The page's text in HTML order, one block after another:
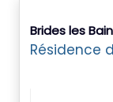
Brides les
Résidence